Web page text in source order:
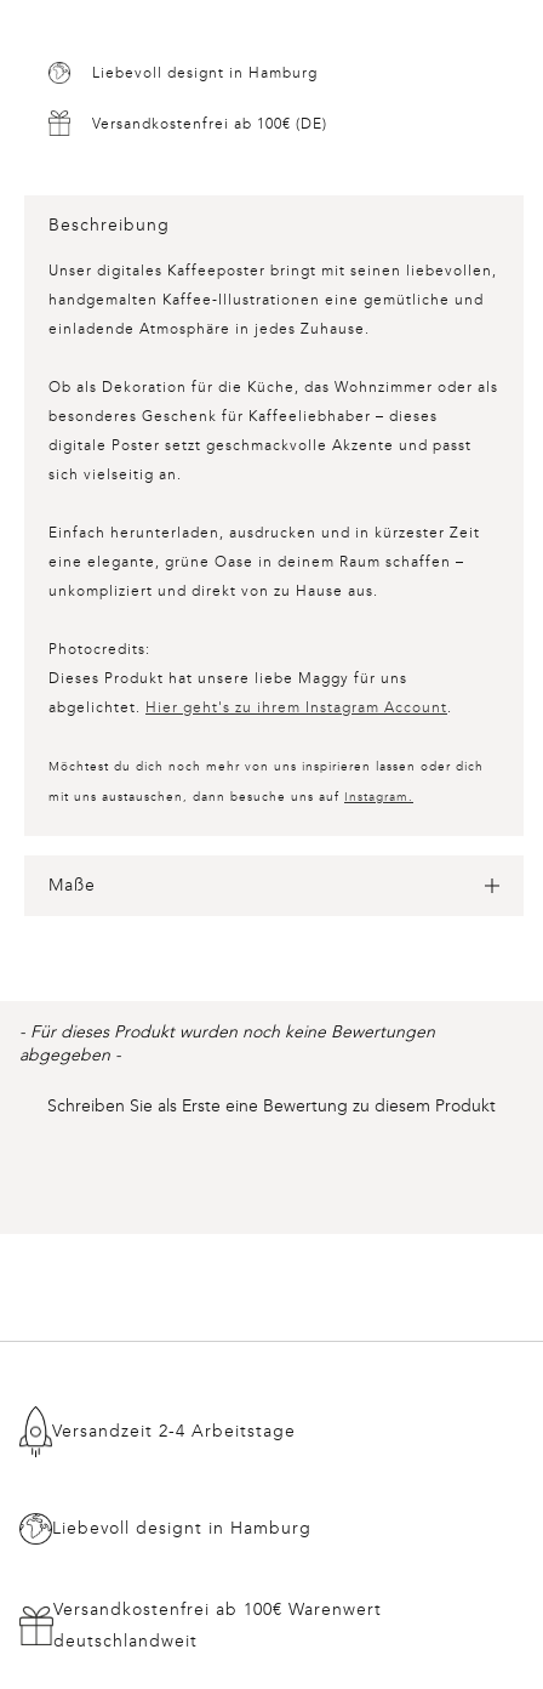
Liebevoll designt in Hamburg
Versandkostenfrei ab 100€ (DE)
Beschreibung
Unser digitales Kaffeeposter bringt mit seinen liebevollen,
handgemalten Kaffee-Illustrationen eine gemütliche und
einladende Atmosphäre in jedes Zuhause.
Ob als Dekoration für die Küche, das Wohnzimmer oder als
besonderes Geschenk für Kaffeeliebhaber – dieses
digitale Poster setzt geschmackvolle Akzente und passt
sich vielseitig an.
Einfach herunterladen, ausdrucken und in kürzester Zeit
eine elegante, grüne Oase in deinem Raum schaffen –
unkompliziert und direkt von zu Hause aus.
Photocredits:
Dieses Produkt hat unsere liebe Maggy für uns
abgelichtet. Hier geht's zu ihrem Instagram Account
Möchtest du dich noch mehr von uns inspirieren lassen oder dich
mit uns austauschen, dann besuche uns auf Instagram.
Maße
reviews
- Für dieses Produkt wurden noch keine Bewertungen
abgegeben -
Schreiben Sie als Erste eine Bewertung zu diesem Produkt
New content loaded
Versandzeit 2-4 Arbeitstage
Liebevoll designt in Hamburg
Versandkostenfrei ab 100€ Warenwert
deutschlandweit